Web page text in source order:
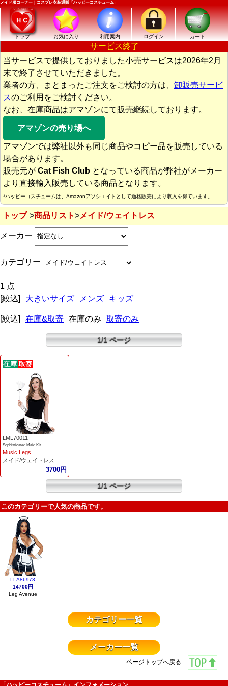
メイド服コーナー｜コスプレ衣装通販「ハッピーコスチューム」
トップ お気に入り 利用案内 ログイン カート
サービス終了
当サービスで提供しておりました小売サービスは2026年2月
末で終了させていただきました。
業者の方、まとまったご注文をご検討の方は、 卸販売サービ
スのご利用をご検討ください。
なお、在庫商品はアマゾンにて販売継続しております。
アマゾンの売り場へ
アマゾンでは弊社以外も同じ商品やコピー品を販売している
場合があります。
販売元が Cat Fish Club となっている商品が弊社がメーカー
より直接輸入販売している商品となります。
*ハッピーコスチュームは、Amazonアソシエイトとして適格販売により収入を得ています。
トップ 商品リスト メイド/ウェイトレス
メーカー
カテゴリー
1 点
[絞込]
大きいサイズ メンズ キッズ
[絞込] 在庫&取寄 在庫のみ 取寄のみ
1/1 ページ
LML70011
Sophisticated Maid Kit
Music Legs
メイド/ウェイトレス
3700円
1/1 ページ
このカテゴリーで人気の商品です。
LLA86973
14700円
Leg Avenue
カテゴリー一覧
メーカー一覧
ページトップへ戻る